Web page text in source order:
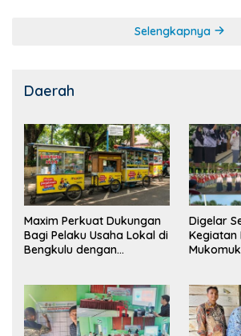
Selengkapnya
Daerah
Maxim Perkuat Dukungan
Bagi Pelaku Usaha Lokal di
Bengkulu dengan
Pasar
Digelar
Kegiatan